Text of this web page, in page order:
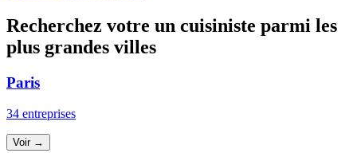
Recherchez votre un cuisiniste parmi les
plus grandes villes
Paris
34 entreprises
Voir →